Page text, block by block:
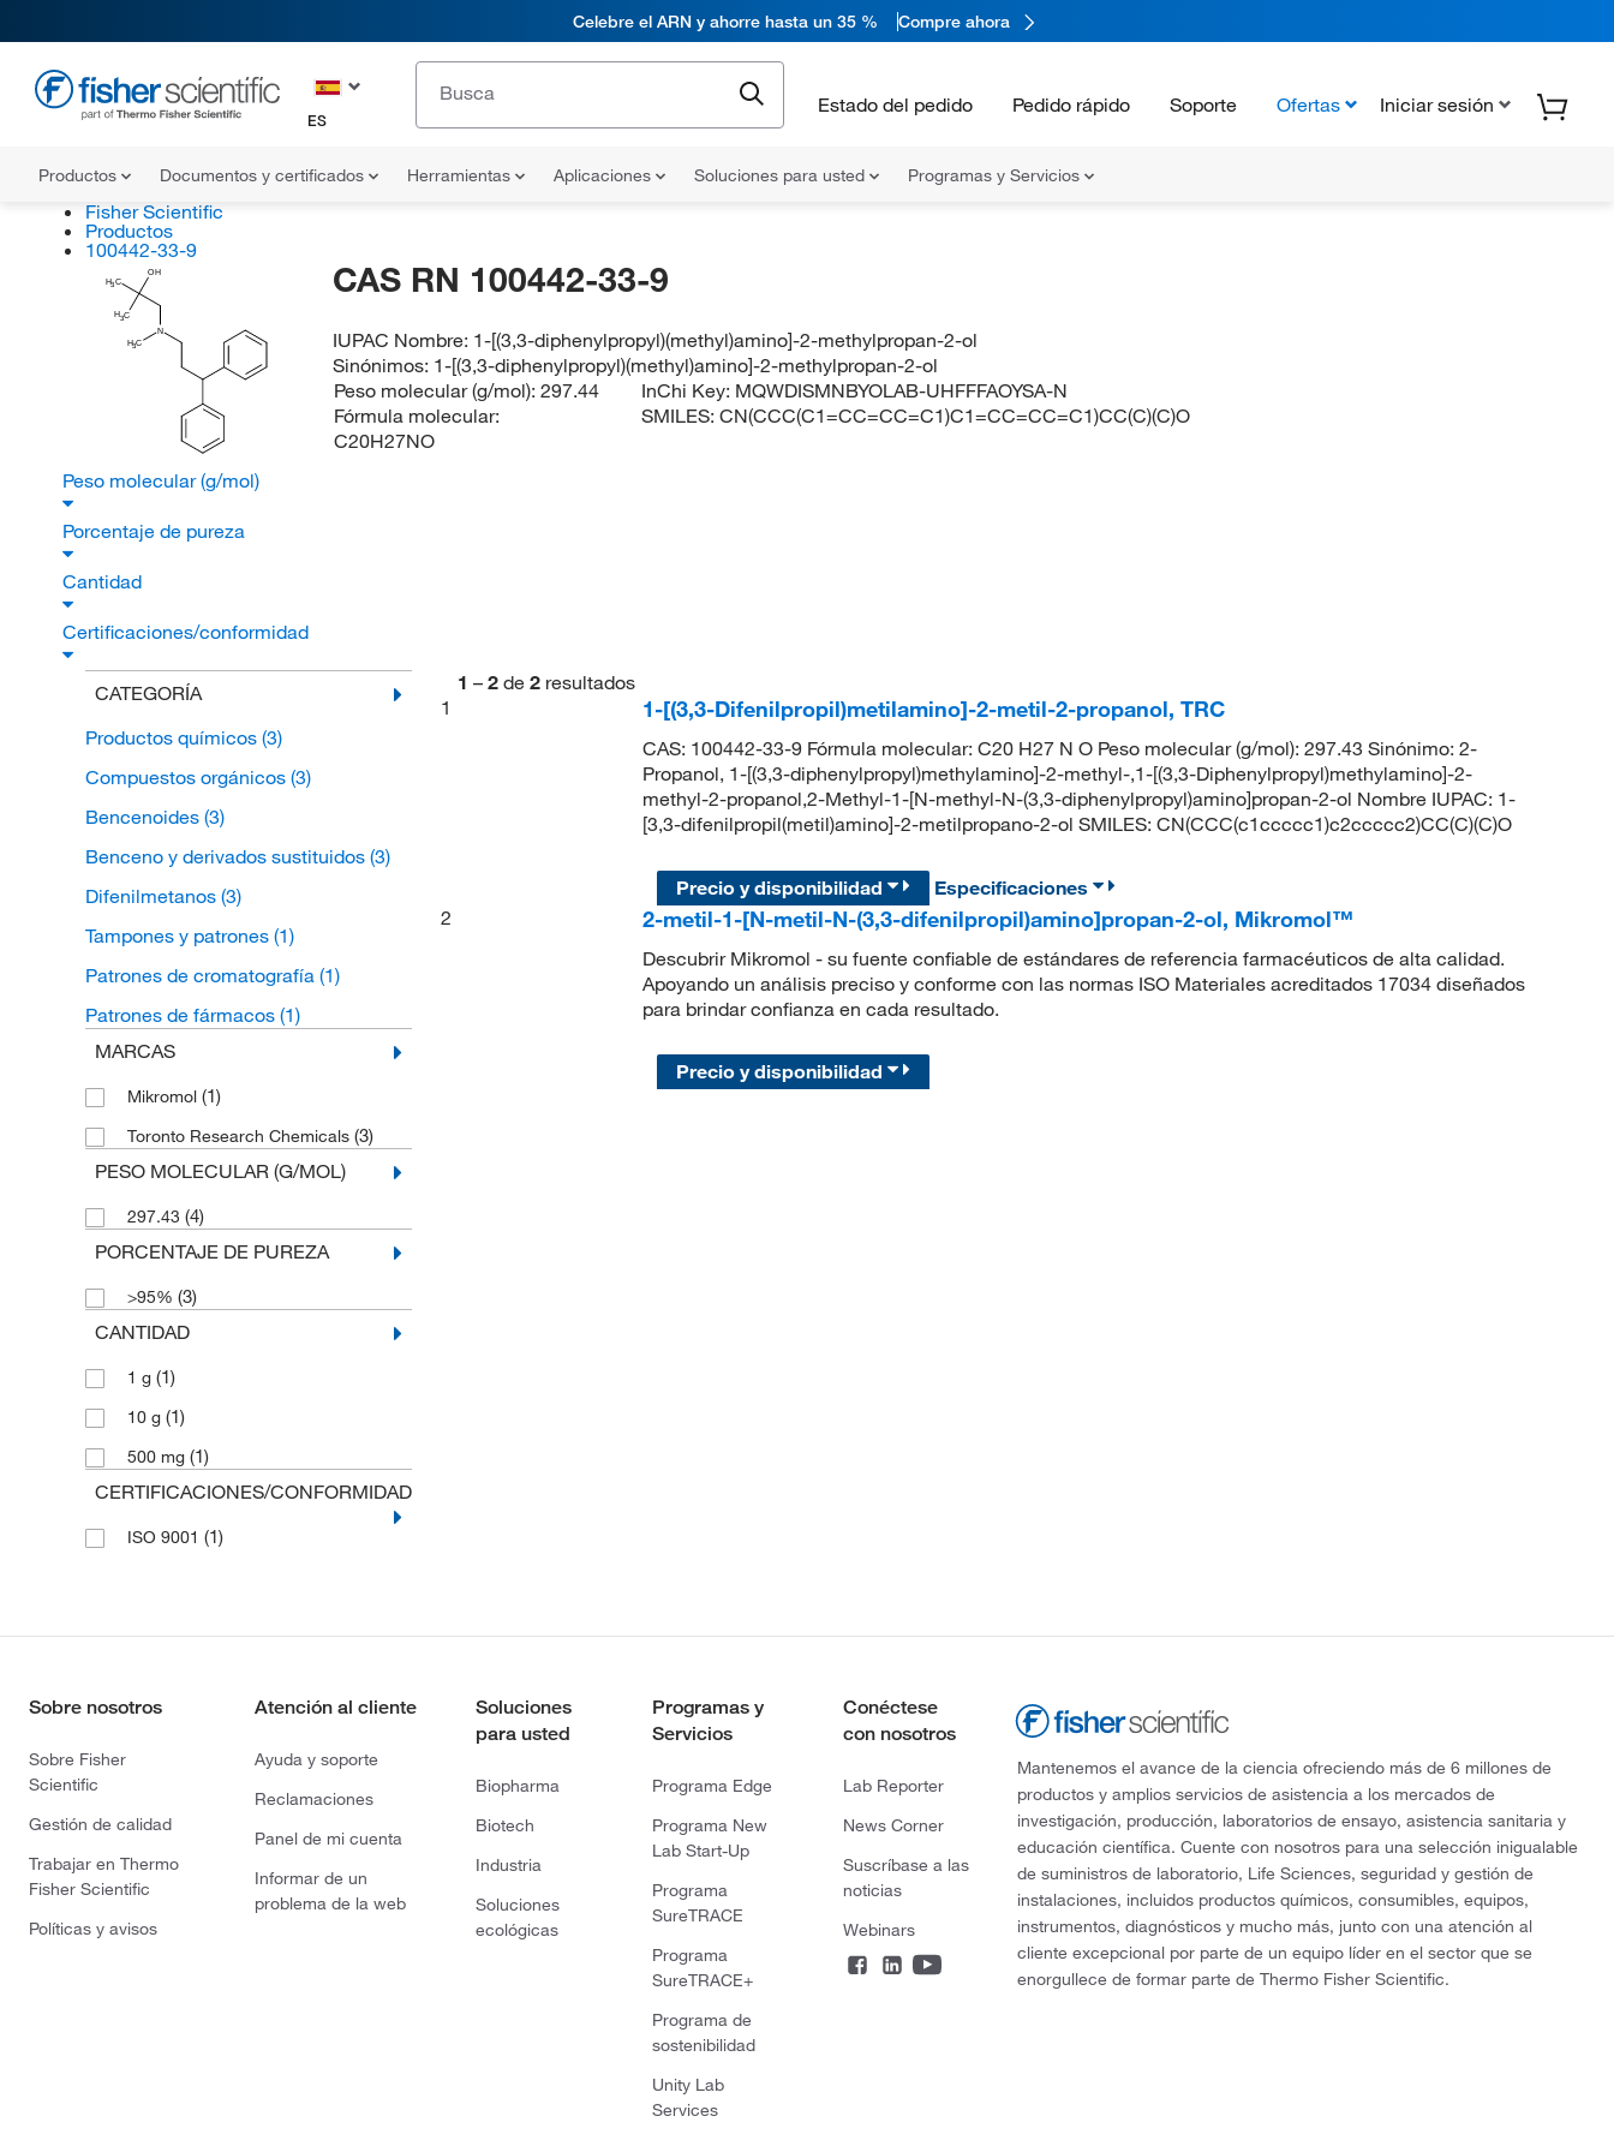
Celebre el ARN y ahorre hasta un 35 % Compre ahora
ES
Estado del pedido Pedido rápido Soporte Ofertas Iniciar sesión
Productos Documentos y certificados Herramientas Aplicaciones Soluciones para usted Programas y Servicios
Fisher Scientific
Productos
100442-33-9
H3C
H3C
N
H3C
OH CAS RN 100442-33-9
IUPAC Nombre: 1-[(3,3-diphenylpropyl)(methyl)amino]-2-methylpropan-2-ol
Sinónimos: 1-[(3,3-diphenylpropyl)(methyl)amino]-2-methylpropan-2-ol
Peso molecular (g/mol): 297.44
Fórmula molecular:
C20H27NO
InChi Key: MQWDISMNBYOLAB-UHFFFAOYSA-N
SMILES:CN(CCC(C1=CC=CC=C1)C1=CC=CC=C1)CC(C)(C)O
Peso molecular (g/mol)
Porcentaje de pureza
Cantidad
Certificaciones/conformidad
CATEGORÍA
Productos químicos (3)
Compuestos orgánicos (3)
Bencenoides (3)
Benceno y derivados sustituidos (3)
Difenilmetanos (3)
Tampones y patrones (1)
Patrones de cromatografía (1)
Patrones de fármacos (1)
MARCAS
Mikromol (1)
Toronto Research Chemicals (3)
PESO MOLECULAR (G/MOL)
297.43 (4)
PORCENTAJE DE PUREZA
>95% (3)
CANTIDAD
1 g (1)
10 g (1)
500 mg (1)
CERTIFICACIONES/CONFORMIDAD
ISO 9001 (1)
1 – 2 de 2 resultados
1
1-[(3,3-Difenilpropil)metilamino]-2-metil-2-propanol, TRC
CAS: 100442-33-9 Fórmula molecular: C20 H27 N O Peso molecular (g/mol): 297.43 Sinónimo: 2-
Propanol, 1-[(3,3-diphenylpropyl)methylamino]-2-methyl-,1-[(3,3-Diphenylpropyl)methylamino]-2-
methyl-2-propanol,2-Methyl-1-[N-methyl-N-(3,3-diphenylpropyl)amino]propan-2-ol Nombre IUPAC: 1-
[3,3-difenilpropil(metil)amino]-2-metilpropano-2-ol SMILES: CN(CCC(c1ccccc1)c2ccccc2)CC(C)(C)O
Precio y disponibilidad
Especificaciones
2
2-metil-1-[N-metil-N-(3,3-difenilpropil)amino]propan-2-ol, Mikromol™
Descubrir Mikromol - su fuente confiable de estándares de referencia farmacéuticos de alta calidad.
Apoyando un análisis preciso y conforme con las normas ISO Materiales acreditados 17034 diseñados
para brindar confianza en cada resultado.
Precio y disponibilidad
Sobre nosotros
Sobre Fisher
Scientific
Gestión de calidad
Trabajar en Thermo
Fisher Scientific
Políticas y avisos
Atención al cliente
Ayuda y soporte
Reclamaciones
Panel de mi cuenta
Informar de un
problema de la web
Soluciones
para usted
Biopharma
Biotech
Industria
Soluciones
ecológicas
Programas y
Servicios
Programa Edge
Programa New
Lab Start-Up
Programa
SureTRACE
Programa
SureTRACE+
Programa de
sostenibilidad
Unity Lab
Services
Conéctese
con nosotros
Lab Reporter
News Corner
Suscríbase a las
noticias
Webinars
Mantenemos el avance de la ciencia ofreciendo más de 6 millones de
productos y amplios servicios de asistencia a los mercados de
investigación, producción, laboratorios de ensayo, asistencia sanitaria y
educación científica. Cuente con nosotros para una selección inigualable
de suministros de laboratorio, Life Sciences, seguridad y gestión de
instalaciones, incluidos productos químicos, consumibles, equipos,
instrumentos, diagnósticos y mucho más, junto con una atención al
cliente excepcional por parte de un equipo líder en el sector que se
enorgullece de formar parte de Thermo Fisher Scientific.